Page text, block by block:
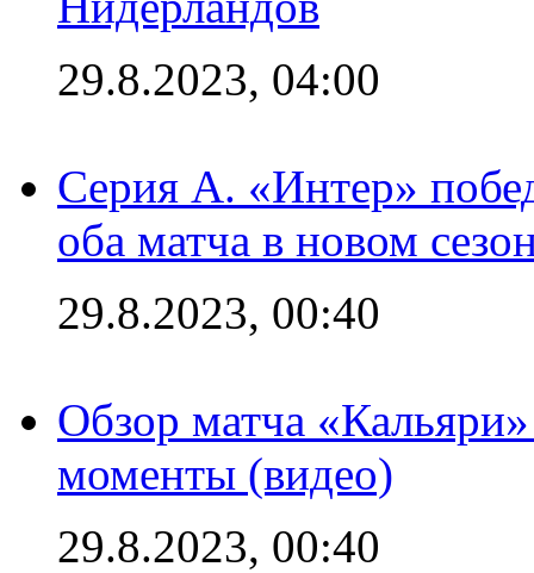
29.8.2023, 04:00
Серия А. «Интер»
оба матча в новом
29.8.2023, 00:40
Обзор матча
моменты (видео)
29.8.2023, 00:40